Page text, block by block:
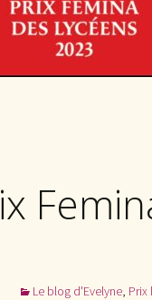
Le blog d'Evelyne, Prix